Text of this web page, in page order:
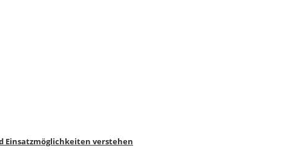
Einsatzmöglichkeiten verstehen